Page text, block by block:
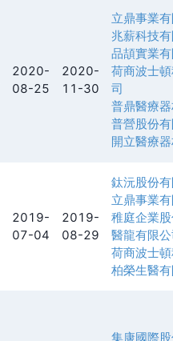
2020-
08-25
2020-
11-30
立鼎事業
兆薪科技
品頡實業
荷商波士
司
普鼎醫療
普營股份
開立醫療
2019-
07-04
2019-
08-29
鈦沅股份
立鼎事業
稚庭企業
醫龍有限
荷商波士
柏榮生醫
集康國際